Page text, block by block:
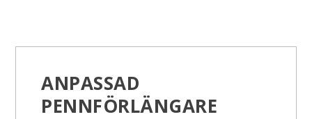
ANPASSAD
PENNFÖRLÄNGARE